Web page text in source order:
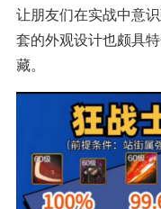
让朋友们在实战中意
套的外观设计也颇具
藏。